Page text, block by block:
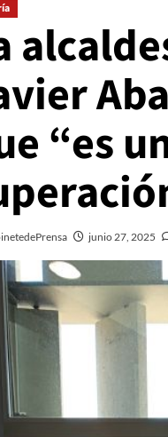
“es
junio 27, 2025